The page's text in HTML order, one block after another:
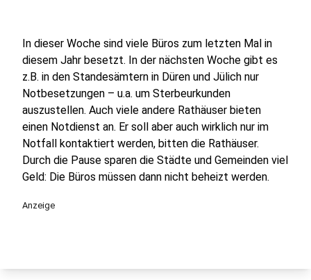
In dieser Woche sind viele Büros zum letzten Mal in
diesem Jahr besetzt. In der nächsten Woche gibt es
z.B. in den Standesämtern in Düren und Jülich nur
Notbesetzungen – u.a. um Sterbeurkunden
auszustellen. Auch viele andere Rathäuser bieten
einen Notdienst an. Er soll aber auch wirklich nur im
Notfall kontaktiert werden, bitten die Rathäuser.
Durch die Pause sparen die Städte und Gemeinden viel
Geld: Die Büros müssen dann nicht beheizt werden.
Anzeige